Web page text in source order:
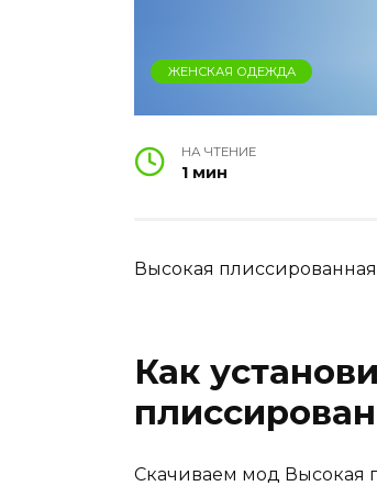
ЖЕНСКАЯ ОДЕЖДА
НА ЧТЕНИЕ
1 мин
Высокая
Как
Скачиваем мод Высокая